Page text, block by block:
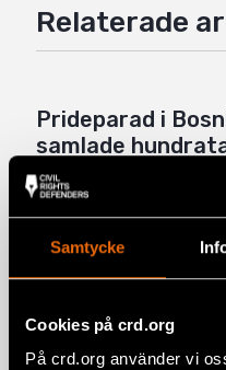
Samtycke
Cookies på crd.org
På crd.org använder vi
Mail
Relaterade
Prideparad i
samlade
rättigheter
3 juli 2026
Sverige
EUROPA,NYHETER